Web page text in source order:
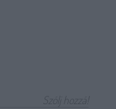
Szólj hozzá!